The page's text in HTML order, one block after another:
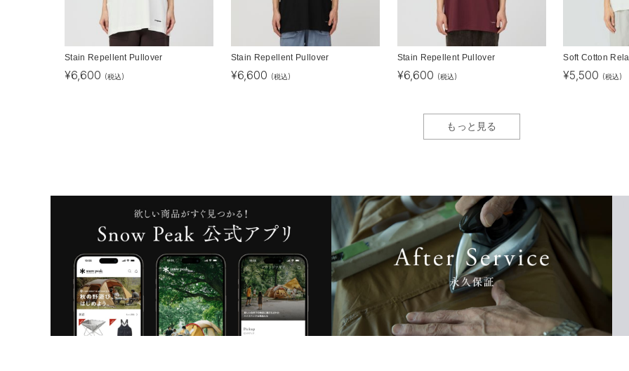
Stain Repellent Pullover
¥6,600 (税込)
Stain Repellent Pullover
¥6,600 (税込)
Stain Repellent Pullover
¥6,600 (税込)
Soft Cotton
¥5,500 (税込)
もっと見る